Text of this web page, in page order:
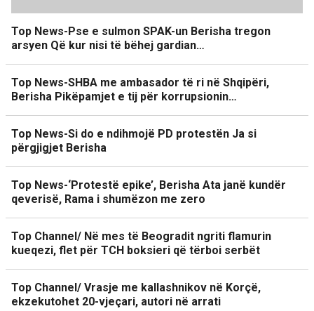
Top News-Pse e sulmon SPAK-un Berisha tregon
arsyen Që kur nisi të bëhej gardian…
Top News-SHBA me ambasador të ri në Shqipëri,
Berisha Pikëpamjet e tij për korrupsionin…
Top News-Si do e ndihmojë PD protestën Ja si
përgjigjet Berisha
Top News-‘Protestë epike’, Berisha Ata janë kundër
qeverisë, Rama i shumëzon me zero
Top Channel/ Në mes të Beogradit ngriti flamurin
kueqezi, flet për TCH boksieri që tërboi serbët
Top Channel/ Vrasje me kallashnikov në Korçë,
ekzekutohet 20-vjeçari, autori në arrati